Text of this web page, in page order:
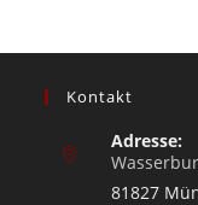
Kontakt
Adresse:
81827